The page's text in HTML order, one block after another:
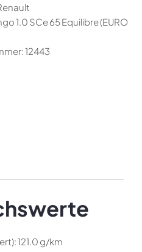
1.0 SCe 65 Equilibre (EURO
12443
121.0 g/km